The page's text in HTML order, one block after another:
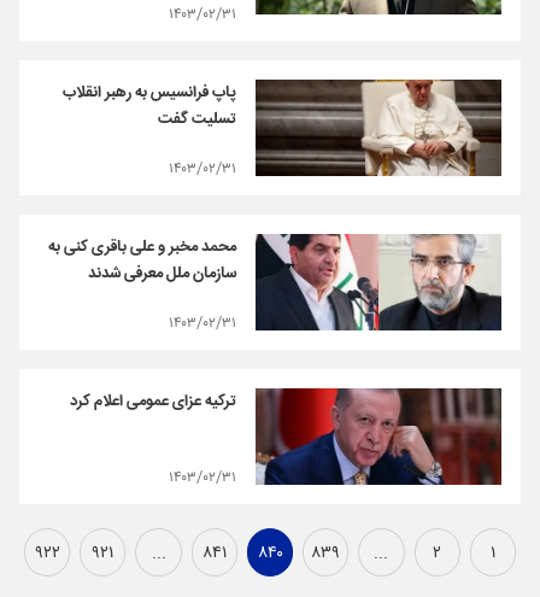
۱۴۰۳/۰۲/۳۱
پاپ فرانسیس به رهبر انقلاب
تسلیت گفت
۱۴۰۳/۰۲/۳۱
محمد مخبر و علی باقری کنی به
سازمان ملل معرفی شدند
۱۴۰۳/۰۲/۳۱
ترکیه عزای عمومی اعلام کرد
۱۴۰۳/۰۲/۳۱
۱ ۲ ... ۸۳۹ ۸۴۰ ۸۴۱ ... ۹۲۱ ۹۲۲